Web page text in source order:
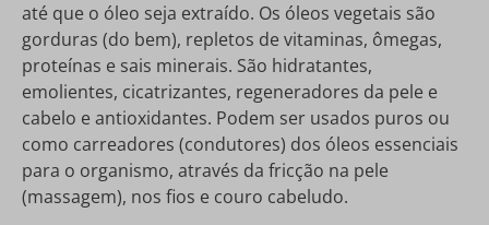
até que o óleo seja extraído. Os óleos vegetais são
gorduras (do bem), repletos de vitaminas, ômegas,
proteínas e sais minerais. São hidratantes,
emolientes, cicatrizantes, regeneradores da pele e
cabelo e antioxidantes. Podem ser usados puros ou
como carreadores (condutores) dos óleos essenciais
para o organismo, através da fricção na pele
(massagem), nos fios e couro cabeludo.